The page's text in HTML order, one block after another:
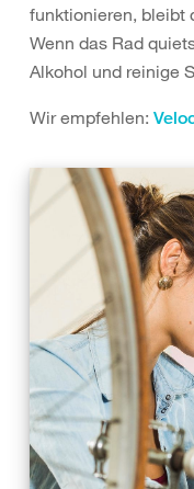
funktionieren, bleibt
Wenn das Rad
Alkohol und reinige
Wir empfehlen: